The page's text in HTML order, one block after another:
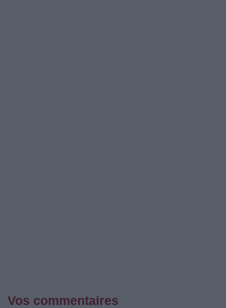
Vos commentaires